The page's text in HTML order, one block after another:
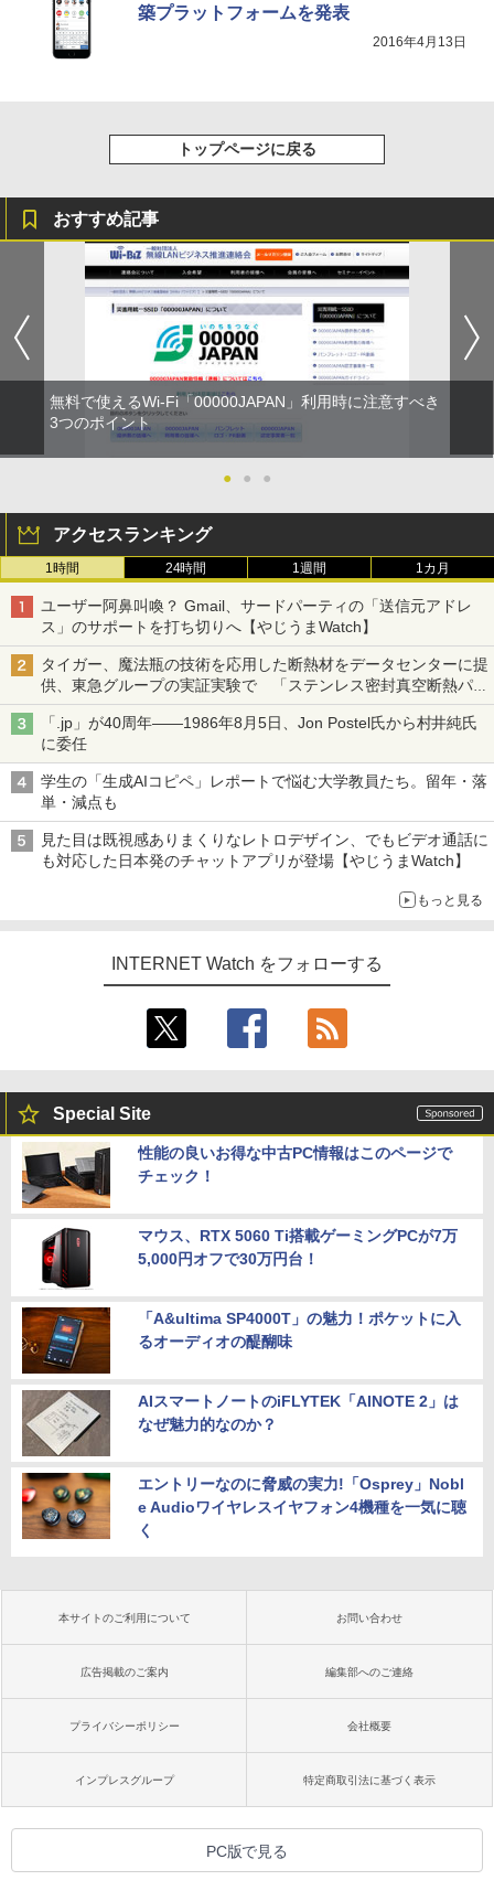
築プラットフォームを発表
2016年4月13日
トップページに戻る
おすすめ記事
無料で使えるWi-Fi「00000JAPAN」利用時に注意すべき
3つのポイント
● ● ●
アクセスランキング
1時間 24時間 1週間 1カ月
ユーザー阿鼻叫喚？ Gmail、サードパーティの「送信元アドレ
ス」のサポートを打ち切りへ【やじうまWatch】
タイガー、魔法瓶の技術を応用した断熱材をデータセンターに提
供、東急グループの実証実験で 「ステンレス密封真空断熱パネ
ル TIVIP」
「.jp」が40周年――1986年8月5日、Jon Postel氏から村井純氏
に委任
学生の「生成AIコピペ」レポートで悩む大学教員たち。留年・落
単・減点も
見た目は既視感ありまくりなレトロデザイン、でもビデオ通話に
も対応した日本発のチャットアプリが登場【やじうまWatch】
もっと見る
INTERNET Watch をフォローする
Special Site
性能の良いお得な中古PC情報はこのページで
チェック！
マウス、RTX 5060 Ti搭載ゲーミングPCが7万
5,000円オフで30万円台！
「A&ultima SP4000T」の魅力！ポケットに入
るオーディオの醍醐味
AIスマートノートのiFLYTEK「AINOTE 2」は
なぜ魅力的なのか？
エントリーなのに脅威の実力!「Osprey」Nobl
e Audioワイヤレスイヤフォン4機種を一気に聴
く
本サイトのご利用について お問い合わせ
広告掲載のご案内 編集部へのご連絡
プライバシーポリシー 会社概要
インプレスグループ 特定商取引法に基づく表示
PC版で見る